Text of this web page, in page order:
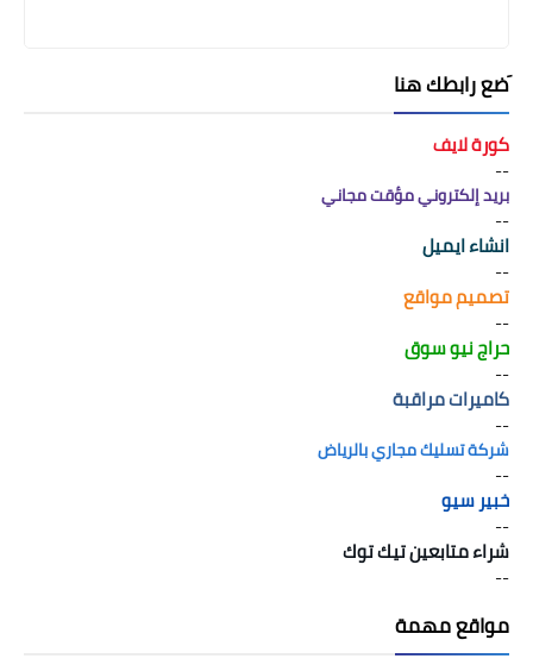
َضع رابطك هنا
كورة لايف
--
بريد إلكتروني مؤقت مجاني
--
انشاء ايميل
--
تصميم مواقع
--
حراج نيو سوق
--
كاميرات مراقبة
--
شركة تسليك مجاري بالرياض
--
خبير سيو
--
شراء متابعين تيك توك
--
مواقع مهمة